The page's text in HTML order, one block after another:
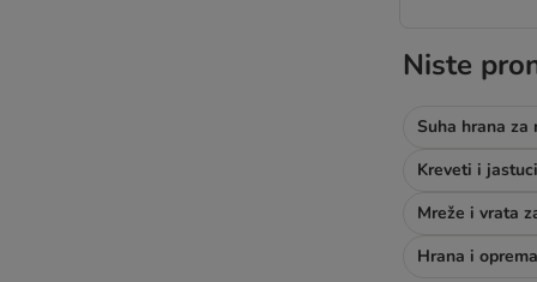
Niste
Suha hrana za
Kreveti i
Mreže i vrata
Hrana i